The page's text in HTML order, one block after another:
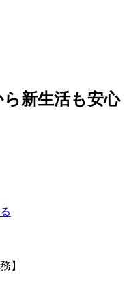
新生活も安心
】